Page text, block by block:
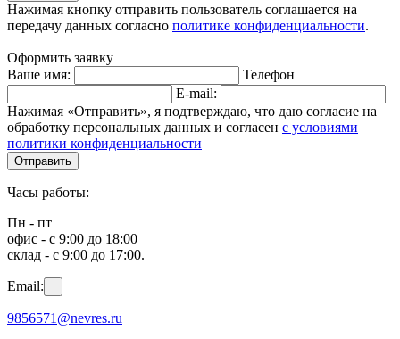
Нажимая кнопку отправить пользователь соглашается на
передачу данных согласно политике конфиденциальности.
Оформить заявку
Ваше имя:
Телефон
E-mail:
Нажимая «Отправить», я подтверждаю, что даю согласие на
обработку персональных данных и согласен с условиями
политики конфиденциальности
Отправить
Часы работы:
Пн - пт
офис - с 9:00 до 18:00
склад - с 9:00 до 17:00.
Email:
9856571@nevres.ru